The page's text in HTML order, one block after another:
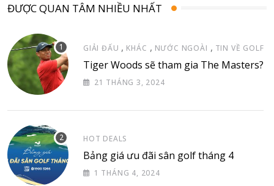
ĐƯỢC QUAN TÂM NHIỀU NHẤT
GIẢI ĐẤU , KHÁC , NƯỚC NGOÀI , TIN VỀ GOLF
Tiger Woods sẽ tham gia The Masters?
21 THÁNG 3, 2024
HOT DEALS
Bảng giá ưu đãi sân golf tháng 4
1 THÁNG 4, 2024